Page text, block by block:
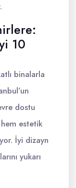
10
binalarla
dostu
estetik
İyi dizayn
yukarı